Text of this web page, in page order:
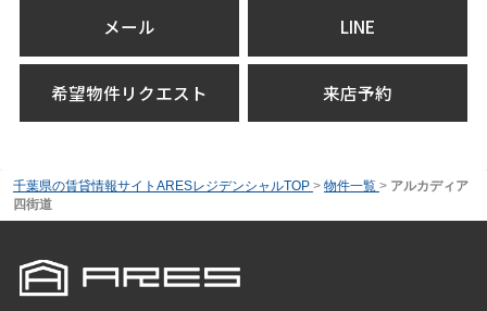
メール LINE
希望物件リクエスト 来店予約
千葉県の賃貸情報サイトARESレジデンシャルTOP > 物件一覧 > アルカディア
四街道